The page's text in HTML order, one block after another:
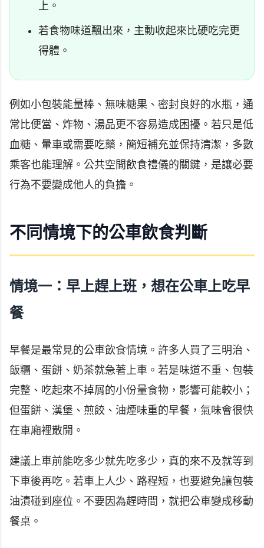
上。
若食物味道飄出來，主動收起來比硬吃完更
得體。
例如小包裝能量棒、無味糖果、密封良好的水瓶，通
常比便當、炸物、湯品更不容易造成困擾。若只是低
血糖、暈車或需要吃藥，簡短補充並保持清潔，多數
乘客也能理解。公共空間飲食禮儀的關鍵，是讓必要
行為不要變成他人的負擔。
不同情境下的公車飲食判斷
情境一：早上趕上班，想在公車上吃早
餐
早餐是最常見的公車飲食情境。許多人買了三明治、
飯糰、蛋餅、奶茶就急著上車。若是味道不重、包裝
完整、吃起來不掉屑的小份量食物，影響可能較小；
但蛋餅、漢堡、煎餃、油煙味重的早餐，氣味會很快
在車廂裡散開。
建議上車前能吃多少就先吃多少，真的來不及就等到
下車後再吃。若車上人少、路程短，也要避免讓包裝
油漬碰到座位。不要因為趕時間，就把公車變成移動
餐桌。